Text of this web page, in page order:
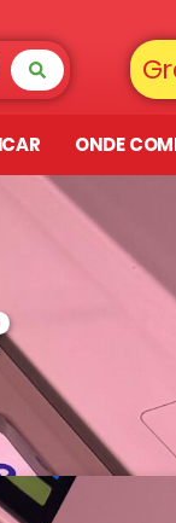
ONDE